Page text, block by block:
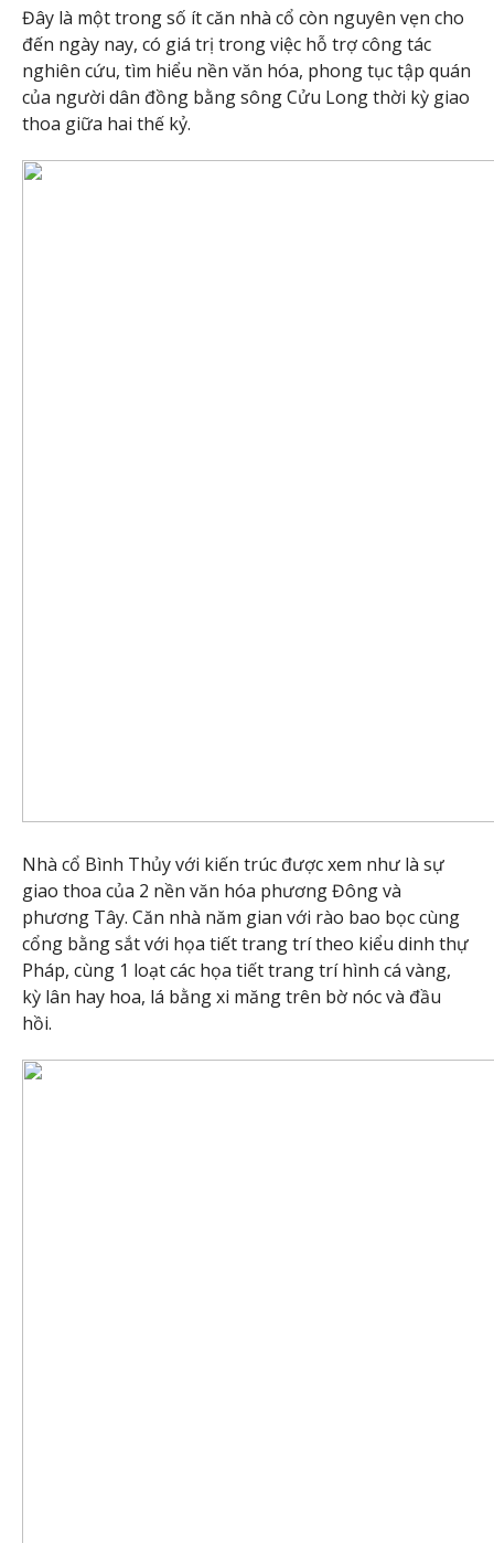
Đây là một trong số ít căn nhà cổ còn nguyên vẹn cho
đến ngày nay, có giá trị trong việc hỗ trợ công tác
nghiên cứu, tìm hiểu nền văn hóa, phong tục tập quán
của người dân đồng bằng sông Cửu Long thời kỳ giao
thoa giữa hai thế kỷ.
Nhà cổ Bình Thủy với kiến trúc được xem như là sự
giao thoa của 2 nền văn hóa phương Đông và
phương Tây. Căn nhà năm gian với rào bao bọc cùng
cổng bằng sắt với họa tiết trang trí theo kiểu dinh thự
Pháp, cùng 1 loạt các họa tiết trang trí hình cá vàng,
kỳ lân hay hoa, lá bằng xi măng trên bờ nóc và đầu
hồi.